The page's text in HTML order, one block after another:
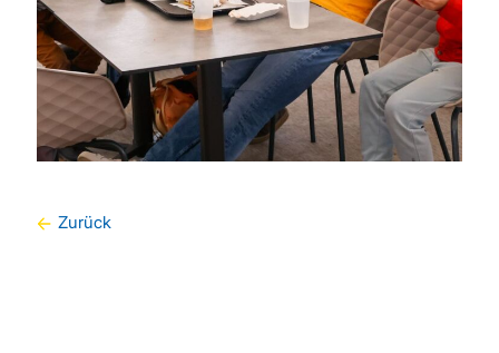
Zurück